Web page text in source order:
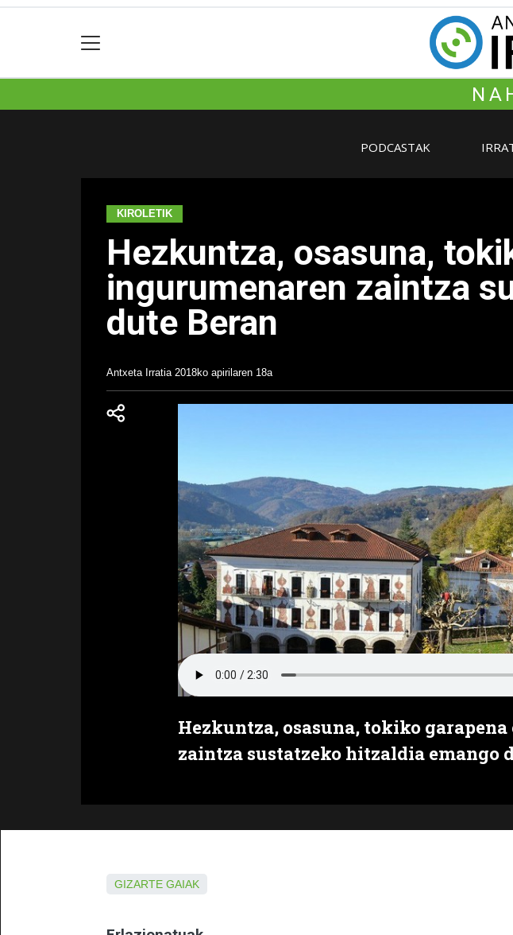
PODCASTAK
KIROLETIK
Hezkuntza, osasuna,
ingurumenaren zaintza
dute Beran
Antxeta Irratia 2018ko apirilaren 18a
Hezkuntza, osasuna, tokiko
zaintza sustatzeko hitzaldia emango
GIZARTE GAIAK